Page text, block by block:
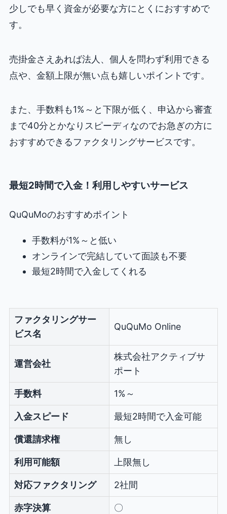
少しでも早く資金が必要な方にとくにおすすめで
す。
売掛金さえあれば法人、個人を問わず利用できる
点や、金額上限が無い点も嬉しいポイントです。
また、手数料も1%～と下限が低く、申込から審査
まで40分とかなりスピーディなのでお急ぎの方に
おすすめできるファクタリングサービスです。
最短2時間で入金！利用しやすいサービス
QuQuMoのおすすめポイント
手数料が1%～と低い
オンラインで完結していて面談も不要
最短2時間で入金してくれる
ファクタリングサー
ビス名
QuQuMo Online
運営会社
株式会社アクティブサ
ポート
手数料 1%～
入金スピード 最短2時間で入金可能
償還請求権 無し
利用可能額 上限無し
対応ファクタリング 2社間
赤字決算 〇